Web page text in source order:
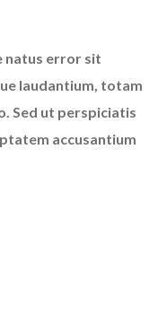
natus error sit
laudantium, totam
Sed ut perspiciatis
accusantium